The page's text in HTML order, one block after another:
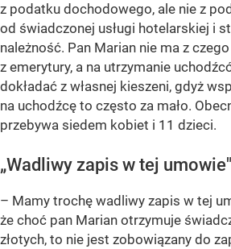
z podatku dochodowego, ale nie z
od świadczonej usługi hotelarskiej i
należność. Pan Marian nie ma z
z emerytury, a na utrzymanie
dokładać z własnej kieszeni, gdyż
na uchodźcę to często za mało.
przebywa siedem kobiet i 11 dzieci.
„Wadliwy zapis w tej umowie"
– Mamy trochę wadliwy zapis w tej
że choć pan Marian otrzymuje
złotych, to nie jest zobowiązany do